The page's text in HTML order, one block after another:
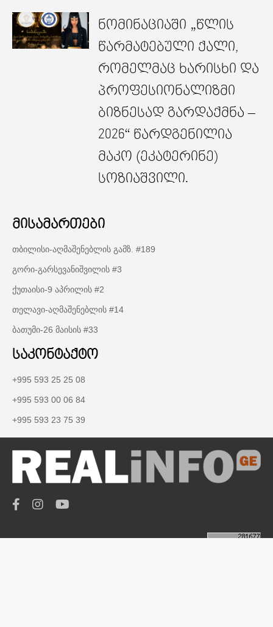
ნომინაციაში „წლის
წარმატებული ქალი,
რომელმაც ხარისხი და
პროფესიონალიზმი
ბიზნესად გარდაქმნა –
2026“ წარდგენილია
მაკო (ეკატერინე)
სოზიაშვილი.
მისამართები
თბილისი-აღმაშენებლის გამზ. #189
გორი-გარსევანიშვილის #3
ქუთაისი-9 აპრილის #2
თელავი-აღმაშენებლის #14
ბათუმი-26 მაისის #33
საკონტაქტო
+995 593 25 25 08
+995 593 00 06 84
+995 593 23 75 39